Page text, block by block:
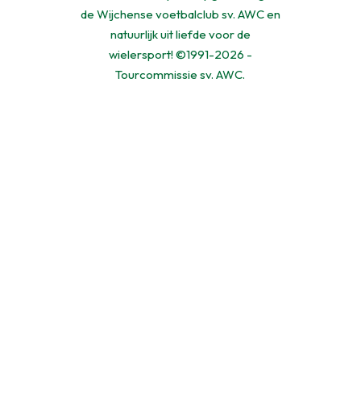
de Wijchense voetbalclub sv. AWC en
natuurlijk uit liefde voor de
wielersport! ©1991-2026 -
Tourcommissie sv. AWC.